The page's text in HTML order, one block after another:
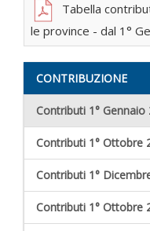
Tabella
le province - dal 1°
CONTRIBUZIONE
Contributi 1° Gennaio
Contributi 1° Ottobre
Contributi 1°
Contributi 1° Ottobre